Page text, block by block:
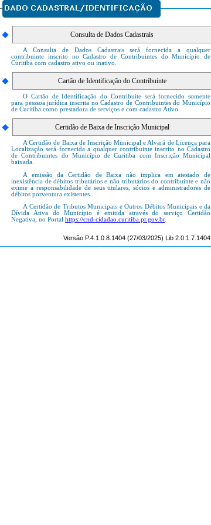
A Consulta de Dados Cadastrais será fornecida a qualquer
contribuinte inscrito no Cadastro de Contribuintes do Município de
Curitiba com cadastro ativo ou inativo.
O Cartão de Identificação do Contribuite será fornecido somente
para pesssoa jurídica inscrita no Cadastro de Contribuintes do Município
de Curitiba como prestadora de serviços e com cadastro Ativo.
A Certidão de Baixa de Inscrição Municipal e Alvará de Licença para
Localização será fornecida a qualquer contribuinte inscrito no Cadastro
de Contribuintes do Município de Curitiba com Inscrição Municipal
baixada.
A emissão da Certidão de Baixa não implica em atestado de
inexistência de débitos tributários e não tributários do contribuinte e não
exime a responsabilidade de seus titulares, sócios e administradores de
débitos porventura existentes.
A Certidão de Tributos Municipais e Outros Débitos Municipais e da
Dívida Ativa do Município é emitida através do serviço Certidão
Negativa, no Portal https://cnd-cidadao.curitiba.pr.gov.br.
Versão P.4.1.0.8.1404 (27/03/2025) Lib 2.0.1.7.1404